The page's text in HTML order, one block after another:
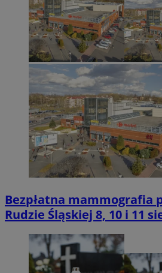
Bezpłatna mammografia
Rudzie Śląskiej 8, 10 i 11